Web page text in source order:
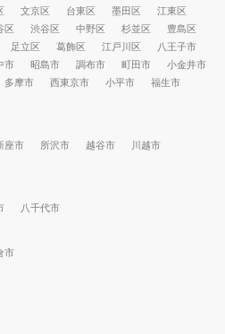
文京区 台東区 墨田区
江東区
区 渋谷区 中野区 杉並区
豊島区
足立区 葛飾区 江戸川区
八王子市
市 昭島市 調布市 町田市
小金井市
多摩市 西東京市 小平市
福生市
座市 所沢市 越谷市
川越市
八千代市
市